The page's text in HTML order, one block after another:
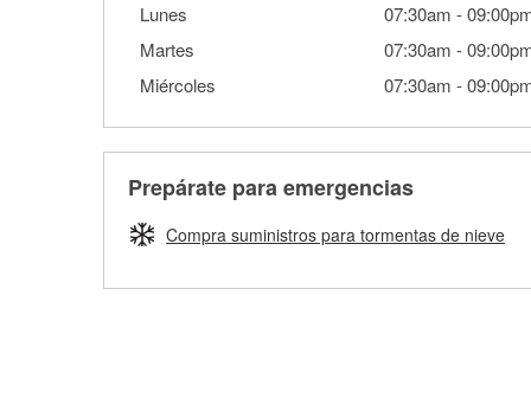
Lunes
07:30am -
Martes
07:30am -
Miércoles
07:30am -
Prepárate para emergencias
Compra suministros para tormentas de nieve